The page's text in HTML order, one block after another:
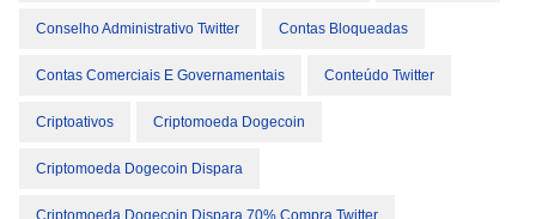
Conselho Administrativo Twitter Contas Bloqueadas
Contas Comerciais E Governamentais Conteúdo Twitter
Criptoativos Criptomoeda Dogecoin
Criptomoeda Dogecoin Dispara
Criptomoeda Dogecoin Dispara 70% Compra Twitter